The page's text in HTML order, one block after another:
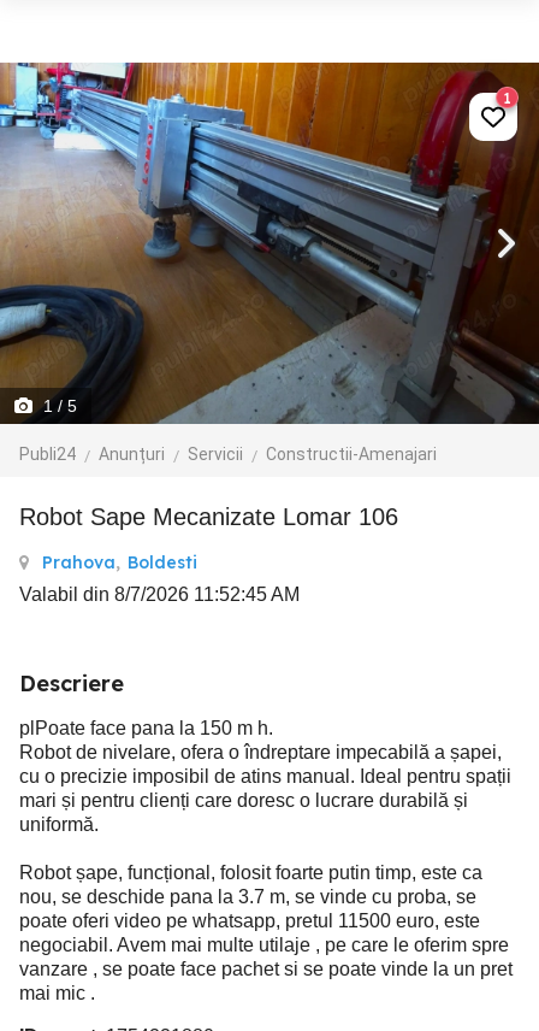
1 / 5
Publi24 Anunțuri Servicii Constructii-Amenajari
1
Robot Sape Mecanizate Lomar 106
Prahova, Boldesti
Valabil din 8/7/2026 11:52:45 AM
Descriere
plPoate face pana la 150 m h.
Robot de nivelare, ofera o îndreptare impecabilă a șapei,
cu o precizie imposibil de atins manual. Ideal pentru spații
mari și pentru clienți care doresc o lucrare durabilă și
uniformă.
Robot șape, funcțional, folosit foarte putin timp, este ca
nou, se deschide pana la 3.7 m, se vinde cu proba, se
poate oferi video pe whatsapp, pretul 11500 euro, este
negociabil. Avem mai multe utilaje , pe care le oferim spre
vanzare , se poate face pachet si se poate vinde la un pret
mai mic .